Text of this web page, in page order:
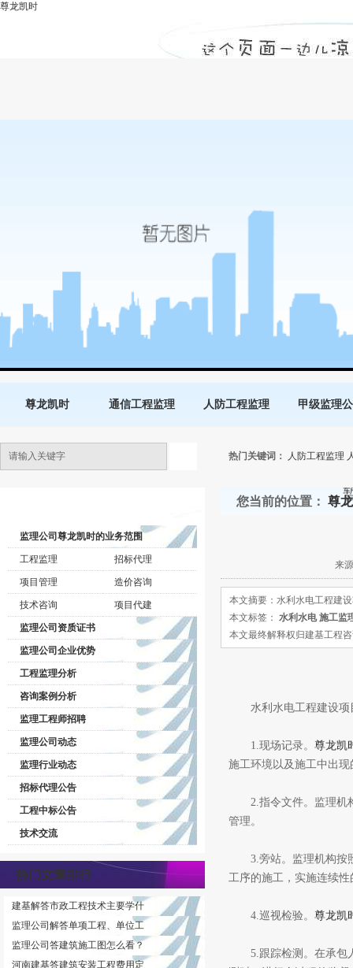
水利水电工程项目施工监理的主要工作方
尊龙凯时
尊龙凯时 通信工程监理 人防工程监理 甲级监理
热门关键词： 人防工程监理
监理公司尊龙凯时的业务范围
工程监理 招标代理
项目管理 造价咨询
技术咨询 项目代建
监理公司资质证书
监理公司企业优势
工程监理分析
咨询案例分析
监理工程师招聘
监理公司动态
监理行业动态
招标代理公告
工程中标公告
技术交流
热门文章排行
建基解答市政工程技术主要学什
监理公司解答单项工程、单位工
监理公司答建筑施工图怎么看？
河南建基答建筑安装工程费用定
您当前的位置： 尊
来
本文摘要：水利水电工程建
本文标签： 水利水电 施工监
本文最终解释权归建基工程咨
水利水电工程建设项
1.现场记录。 尊龙凯
施工环境以及施工中出
2.指令文件。监理机构
管理。
3.旁站。监理机构按照
工序的施工，实施连续
4.巡视检验。 尊龙凯
5.跟踪检测。在承包人